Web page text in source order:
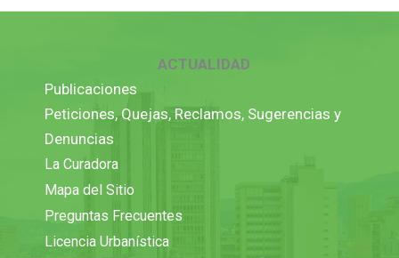
ACTUALIDAD
Publicaciones
Peticiones, Quejas, Reclamos, Sugerencias y
Denuncias
La Curadora
Mapa del Sitio
Preguntas Frecuentes
Licencia Urbanística